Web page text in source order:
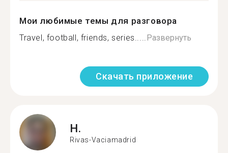
Мои любимые темы для разговора
Travel, football, friends, series..... Развернуть
Скачать приложение
H.
Rivas-Vaciamadrid